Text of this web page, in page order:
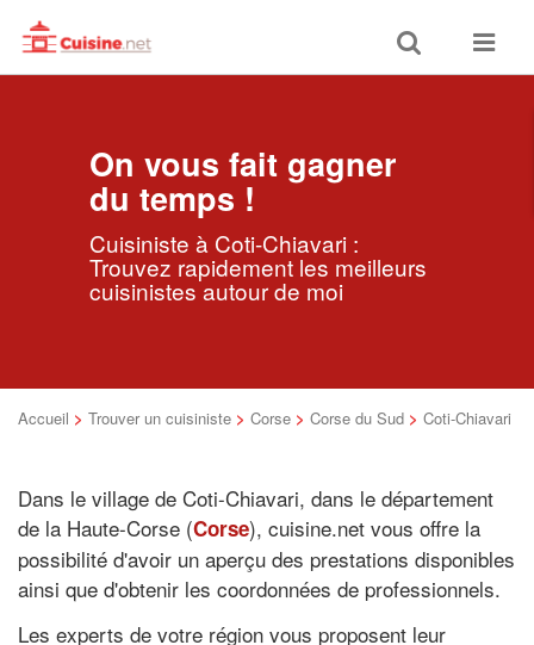
Toggle
search
Toggle
On vous fait gagner
du temps !
Cuisiniste à Coti-Chiavari :
Trouvez rapidement les meilleurs
cuisinistes autour de moi
Accueil > Trouver un cuisiniste > Corse > Corse du Sud > Coti-Chiavari
Dans le village de Coti-Chiavari, dans le département
de la Haute-Corse (Corse), cuisine.net vous offre la
possibilité d'avoir un aperçu des prestations disponibles
ainsi que d'obtenir les coordonnées de professionnels.
Les experts de votre région vous proposent leur